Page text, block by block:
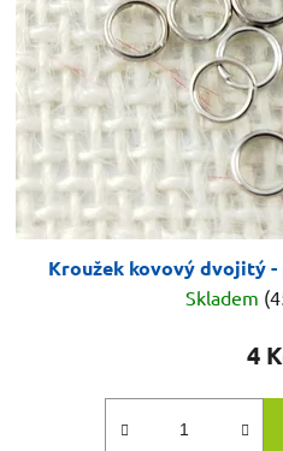
Kroužek kovový dvojitý -
Skladem
4